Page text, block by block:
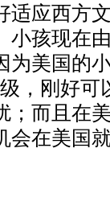
适应西方
小孩现在
为美国的
，刚好可
；而且在
会在美国